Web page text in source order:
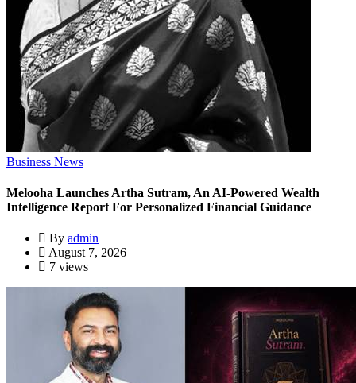
Business News
Melooha Launches Artha Sutram, An AI-Powered Wealth
Intelligence Report For Personalized Financial Guidance
By admin
August 7, 2026
7 views